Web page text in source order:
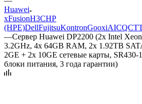
Huawei
xFusionH3CHP
(HPE)DellFujitsuKontronGooxiAICQCT
—Сервер Huawei DP2200 (2x Intel
3.2GHz, 4x 64GB RAM, 2x 1.92TB
2GE + 2x 10GE сетевые карты,
блоки питания, 3 года гарантии)